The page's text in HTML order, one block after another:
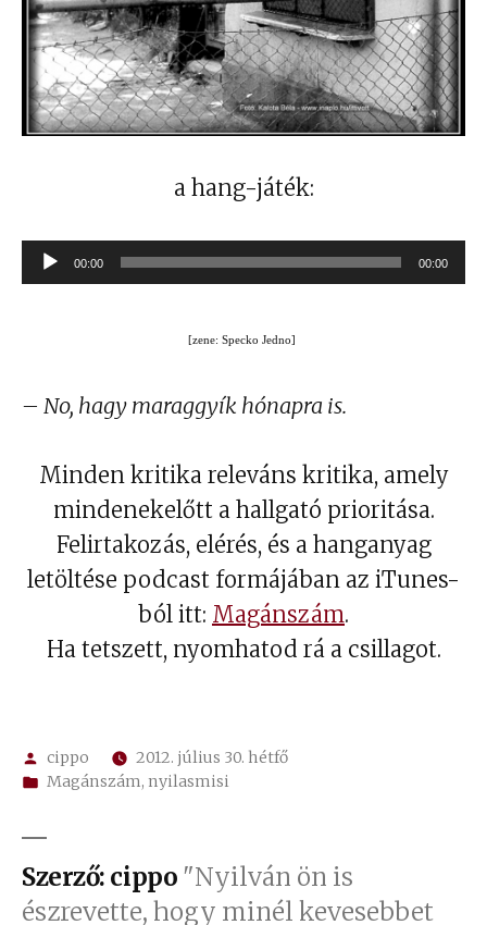
a hang-játék:
Audió
lejátszó
00:00 00:00
[zene: Specko Jedno]
– No, hagy maraggyík hónapra is.
Minden kritika releváns kritika, amely
mindenekelőtt a hallgató prioritása.
Felirtakozás, elérés, és a hanganyag
letöltése podcast formájában az iTunes-
ból itt: Magánszám.
Ha tetszett, nyomhatod rá a csillagot.
Szerző:
cippo
2012. július 30. hétfő
Kategória:
Magánszám,nyilasmisi
Szerző: cippo "Nyilván ön is
észrevette, hogy minél kevesebbet